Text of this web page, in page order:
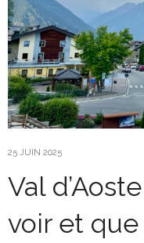
25 JUIN 2025
Val
voir et